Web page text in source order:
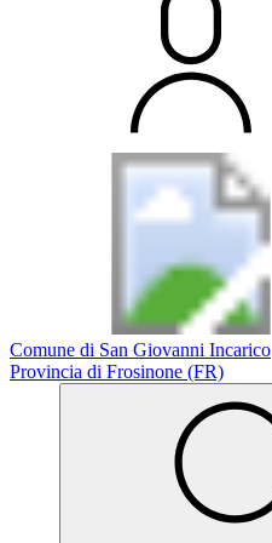
Comune di San Giovanni Incarico
Provincia di Frosinone (FR)